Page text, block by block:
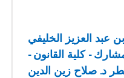
عبد العزيز الخليفي
- كلية القانون -
د. صلاح زين الدين